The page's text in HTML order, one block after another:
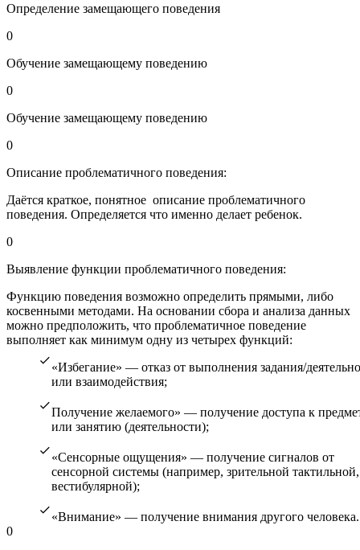
Определение замещающего поведения
0
Обучение замещающему поведению
0
Обучение замещающему поведению
0
Описание проблематичного поведения:
Даётся краткое, понятное описание проблематичного
поведения. Определяется что именно делает ребенок.
0
Выявление функции проблематичного поведения:
Функцию поведения возможно определить прямыми, либо
косвенными методами. На основании сбора и анализа данных
можно предположить, что проблематичное поведение
выполняет как минимум одну из четырех функций:
«Избегание» — отказ от выполнения задания/
или взаимодействия;
Получение желаемого» — получение доступа к
или занятию (деятельности);
«Сенсорные ощущения» — получение сигналов от
сенсорной системы (например, зрительной тактильной,
вестибулярной);
«Внимание» — получение внимания другого человека.
0